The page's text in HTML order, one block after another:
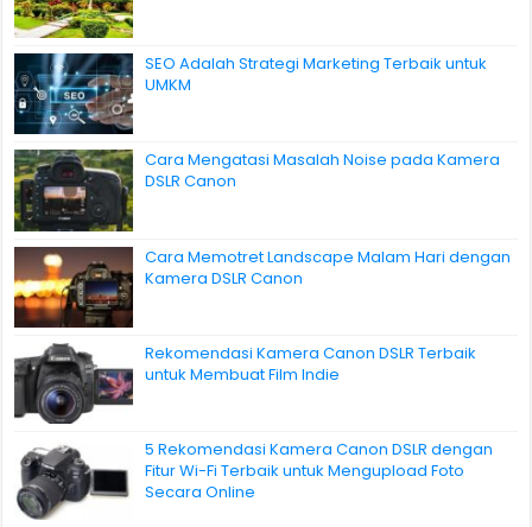
SEO Adalah Strategi Marketing Terbaik untuk
UMKM
Cara Mengatasi Masalah Noise pada Kamera
DSLR Canon
Cara Memotret Landscape Malam Hari dengan
Kamera DSLR Canon
Rekomendasi Kamera Canon DSLR Terbaik
untuk Membuat Film Indie
5 Rekomendasi Kamera Canon DSLR dengan
Fitur Wi-Fi Terbaik untuk Mengupload Foto
Secara Online